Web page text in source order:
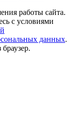
работы сайта.
с условиями
данных.